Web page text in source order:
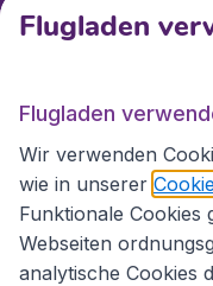
Kundenservice
Flugladen.at
Internationale
Flugladen
Flugladen
Wir verwenden
wie in unserer
Funktionale Cookies
Webseiten
analytische Cookies